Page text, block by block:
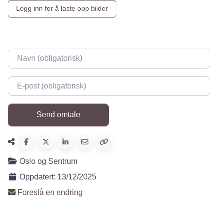
Logg inn for å laste opp bilder
Navn
E-post
Oslo og Sentrum
Oppdatert: 13/12/2025
Foreslå en endring